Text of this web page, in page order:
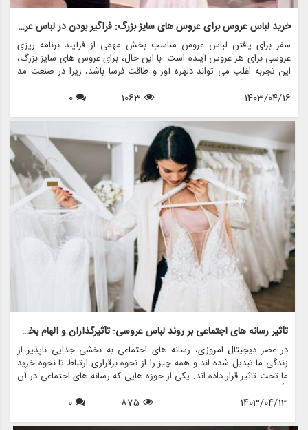
خرید لباس عروس برای عروس های سایز بزرگ: فراگیر بودن در لباس عروس
سفر برای یافتن لباس عروس مناسب بخش مهمی از فرآیند برنامه ریزی
عروسی برای هر عروس آینده است. با این حال، برای عروس های سایز بزرگ،
این تجربه اغلب می تواند دلهره آور و طاقت فرسا باشد، زیرا در صنعت مد
لباس عروس گنجانده نشده است. خوشبختانه، با افزایش مثبت بودن بدن و
تقاضا برای تنوع در مد، تغییر مثبتی به سمت فراگیری در مد لباس عروس
لباس عروس برای عروس های سایز بزرگ پیشتاز است مزون چرخچی است.
این فروشگاه با ارائه خدمات اجاره لباس عروس، فروش لباس عروس، طراحی
و دوخت لباس عروس، لوازم جانبی عروس و کلیه اقلام مربوط به عروس، آن
را به مقصدی یکجا برای عروس در هر سایز تبدیل کرده است.
1403/04/16
1063
0
تأثیر رسانه های اجتماعی بر روند لباس عروسی: تأثیرگذاران و الهام بخشان
در عصر دیجیتال امروزی، رسانه های اجتماعی به بخشی جدایی ناپذیر از
زندگی ما تبدیل شده اند و همه چیز را از نحوه برقراری ارتباط تا نحوه خرید
ما تحت تاثیر قرار داده اند. یکی از حوزه هایی که رسانه های اجتماعی در آن
تأثیر قابل توجهی داشته است، در دنیای ترندهای لباس عروس است. با
پلتفرم هایی مانند اینستاگرام، پینترست و تیک تاک، عروس های آینده
1403/04/13
875
0